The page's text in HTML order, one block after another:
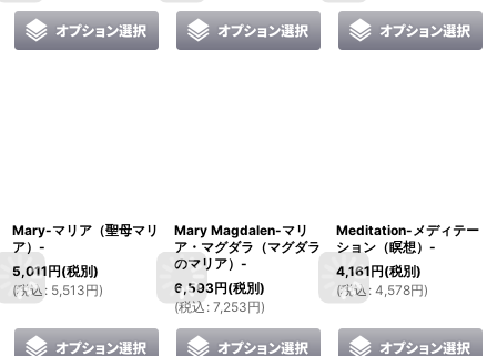
Mary-マリア（聖母マリ
ア）-
5,011円(税別)
(税込 : 5,513円)
Mary Magdalen-マリ
ア・マグダラ（マグダラ
のマリア）-
6,593円(税別)
(税込 : 7,253円)
Meditation-メディテー
ション（瞑想）-
4,161円(税別)
(税込 : 4,578円)